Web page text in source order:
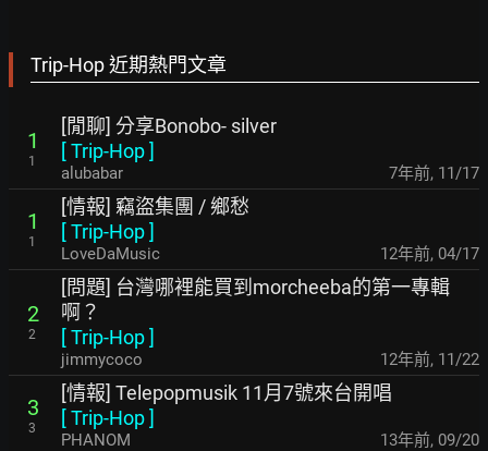
Trip-Hop 近期熱門文章
1
1
[閒聊] 分享Bonobo- silver
[Trip-Hop]
alubabar 7年前, 11/17
1
1
[情報] 竊盜集團 / 鄉愁
[Trip-Hop]
LoveDaMusic 12年前, 04/17
2
2
[問題] 台灣哪裡能買到morcheeba的第一專輯
啊？
[Trip-Hop]
jimmycoco 12年前, 11/22
3
3
[情報] Telepopmusik 11月7號來台開唱
[Trip-Hop]
PHANOM 13年前, 09/20